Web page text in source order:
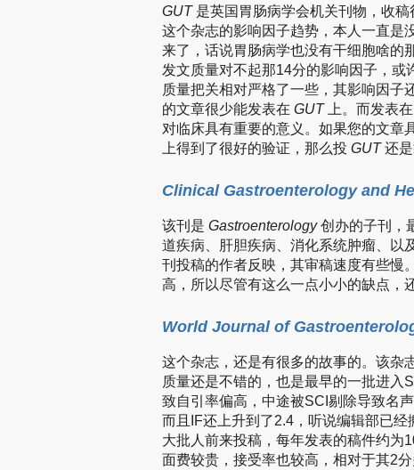
GUT是英国胃肠病学会机关刊物，收
这个杂志的影响因子趋势，本人一直是
来了，话说胃肠病学也没有干细胞啥的
发文质量对不起那14分的影响因子，
质量把关相对严格了一些，其影响因子
的文章很少能发表在 GUT上。而发表在
对临床具有重要的意义。如果您的文章
上得到了很好的验证，那么投 GUT还是
Clinical Gastroenterology and
该刊是 Gastroenterology创办的子刊，
道疾病、肝胆疾病、消化系统肿瘤、以
刊投稿的作者反映，其审稿速度有些慢
高，所以尽管有这么一点小小的缺点，
World Journal of
这个杂志，还是有很多的故事的。该杂
质量还是不错的，也是最早的一批进入
致自引率偏高，中途被SCI剔除导致名
而且IF还上升到了2.4，听说编辑部已
大批人前来投稿，每年发表的稿件约为
面费较贵，接受率也较高，相对于其2